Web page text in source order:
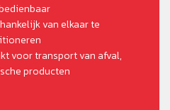
van elkaar te
voor transport van afval,
producten